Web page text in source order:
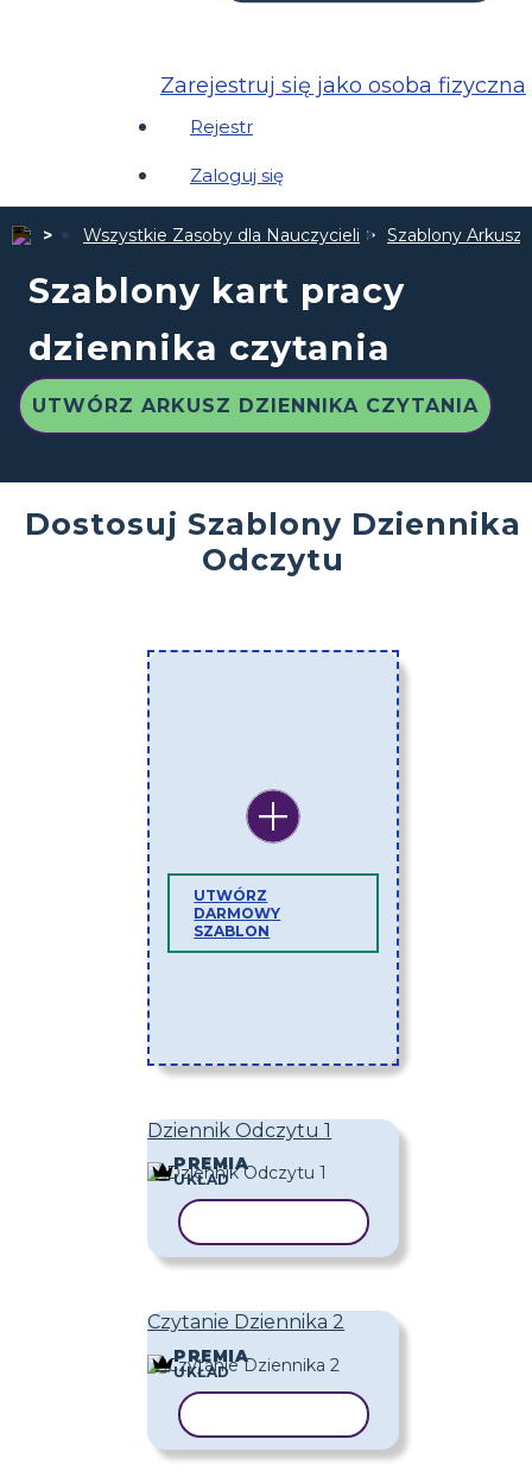
Zarejestruj się jako osoba fizyczna
Rejestr
Zaloguj się
Wszystkie Zasoby dla Nauczycieli Szablony
Szablony kart pracy
dziennika czytania
UTWÓRZ ARKUSZ DZIENNIKA CZYTANIA
Dostosuj Szablony Dziennika
Odczytu
UTWÓRZ
DARMOWY
SZABLON
Dziennik Odczytu 1
PREMIA
UKŁAD
Czytanie Dziennika 2
PREMIA
UKŁAD